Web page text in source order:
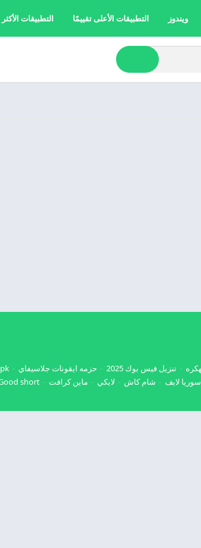
ويندوز التطبيقات الأعلى تقييمًا التطبيقات
تنزيل فيس بوك 2025 حزمه ايقونات جلاسيفاي
سوريا لايف شام كاش لايكي ماين كرافت short